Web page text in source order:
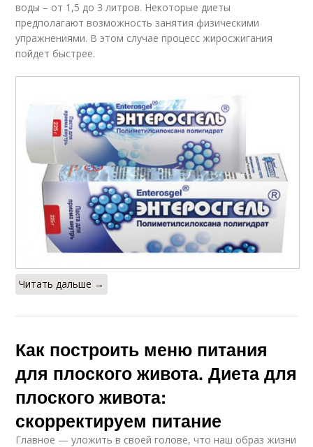
Альтернативные
диеты
Диета без молочных
продуктов
Безмолочная диета Диета для взрослого
Диета для взрослых
Эффективное
Диета при большом
весе
воды – от 1,5 до 3 литров. Некоторые диеты
предполагают возможность занятия физическими
упражнениями. В этом случае процесс жиросжигания
пойдет быстрее.
Читать дальше →
Как построить меню питания
для плоского живота. Диета для
плоского живота:
скорректируем питание
Главное — уложить в своей голове, что наш образ жизни